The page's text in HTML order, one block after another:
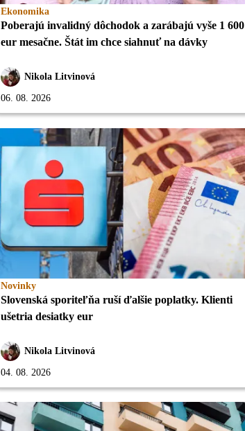
Ekonomika
Poberajú invalidný dôchodok a zarábajú vyše 1 600
eur mesačne. Štát im chce siahnuť na dávky
Nikola Litvinová
06. 08. 2026
Novinky
Slovenská sporiteľňa ruší ďalšie poplatky. Klienti
ušetria desiatky eur
Nikola Litvinová
04. 08. 2026